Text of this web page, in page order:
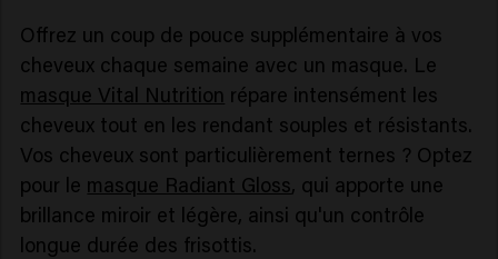
Offrez un coup de pouce supplémentaire à vos
cheveux chaque semaine avec un masque. Le
masque Vital Nutrition répare intensément les
cheveux tout en les rendant souples et résistants.
Vos cheveux sont particulièrement ternes ? Optez
pour le masque Radiant Gloss, qui apporte une
brillance miroir et légère, ainsi qu'un contrôle
longue durée des frisottis.